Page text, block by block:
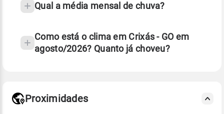
Qual a média mensal de chuva?
Como está o clima em Crixás - GO em
agosto/2026? Quanto já choveu?
Proximidades